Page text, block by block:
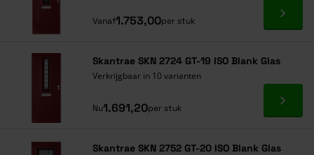
Vanaf1.753,00per stuk Ga
Skantrae SKN 2724 GT-19 ISO Blank Glas
Verkrijgbaar in 10 varianten
Nu1.691,20per stuk Ga
Skantrae SKN 2752 GT-20 ISO Blank Glas